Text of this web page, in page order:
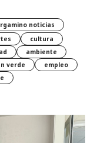
noticias
cultura
ambiente
verde
empleo